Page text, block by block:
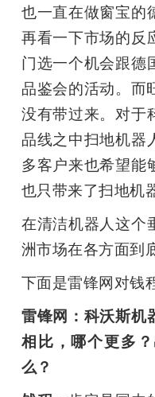
也一直在做窗宝的
再看一下市场的反
门选一个机会跟德
品鉴会的活动。而
没有带过来。对于
品线之中扫地机器
多客户来也希望能
也只带来了扫地机
在清洁机器人这个
洲市场在各方面到
下面是雷锋网对钱
雷锋网：科沃斯机
相比，哪个更多
么？